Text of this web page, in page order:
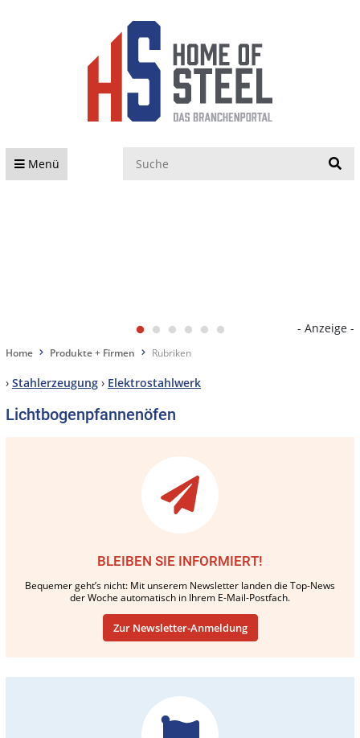
Menü
- Anzeige -
Home Produkte + Firmen Rubriken
› Stahlerzeugung › Elektrostahlwerk
Lichtbogenpfannenöfen
BLEIBEN SIE INFORMIERT!
Bequemer geht’s nicht: Mit unserem Newsletter landen die Top-News
der Woche automatisch in Ihrem E-Mail-Postfach.
Zur Newsletter-Anmeldung